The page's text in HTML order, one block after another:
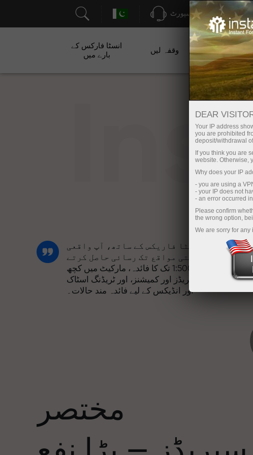
سپورٹ
مہمات وقفہ لیں
انسٹا فارکس کے
بارے میں
انسٹا فاریکس کے ساتھ، آپ واقعی
مسابقتی مواقع تک رسائی حاصل کرتے
ہیں: 1:5000 تک کا فائدہ، مارکیٹ میں کچھ
بہترین اسپریڈز اور کمیشنز، اور ٹریڈنگ اسٹاک
اور انڈیکس کے لیے فائدہ مند حالات۔
جیسی قدروں کا اشتراک کرتی ہے۔ ایلس
لوپرائس ٹریڈنگ کی دنیا میں ڈرائیو
مختصر
DEAR
Your IP address
you are prohibited
deposit/withdrawal
If you think you are
website. Otherwise,
Why does your IP
- you are using a
- your IP does not
- an error occurred
Please confirm
the wrong option,
We are sorry for